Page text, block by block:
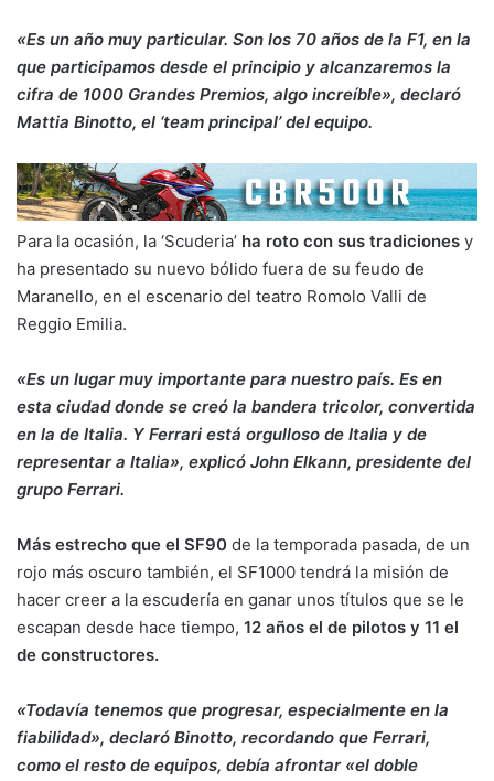
«Es un año muy particular. Son los 70 años de la F1, en la
que participamos desde el principio y alcanzaremos la
cifra de 1000 Grandes Premios, algo increíble», declaró
Mattia Binotto, el ‘team principal’ del equipo.
Para la ocasión, la ‘Scuderia’ ha roto con sus tradiciones y
ha presentado su nuevo bólido fuera de su feudo de
Maranello, en el escenario del teatro Romolo Valli de
Reggio Emilia.
«Es un lugar muy importante para nuestro país. Es en
esta ciudad donde se creó la bandera tricolor, convertida
en la de Italia. Y Ferrari está orgulloso de Italia y de
representar a Italia», explicó John Elkann, presidente del
grupo Ferrari.
Más estrecho que el SF90 de la temporada pasada, de un
rojo más oscuro también, el SF1000 tendrá la misión de
hacer creer a la escudería en ganar unos títulos que se le
escapan desde hace tiempo, 12 años el de pilotos y 11 el
de constructores.
«Todavía tenemos que progresar, especialmente en la
fiabilidad», declaró Binotto, recordando que Ferrari,
como el resto de equipos, debía afrontar «el doble